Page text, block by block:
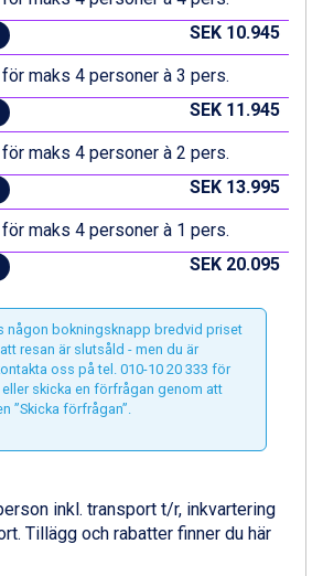
kr.
från 7.395 kr.
6.145 kr.
kr.
6.295 kr.
kr.
kr.
kr.
från 8.595 kr.
5.895 kr.
kr.
kr.
6.945 kr.
kr.
9.645 kr.
kr.
8.395 kr.
kr.
kr.
från 7.395 kr.
6.145 kr.
SEK 10.945
maks 4 personer à 3 pers.
SEK 11.945
maks 4 personer à 2 pers.
SEK 13.995
maks 4 personer à 1 pers.
SEK 20.095
någon bokningsknapp bredvid priset
resan är slutsåld - men du är
oss på tel. 010-10 20 333 för
skicka en förfrågan genom att
”Skicka förfrågan”.
inkl. transport t/r, inkvartering
Tillägg och rabatter finner du här